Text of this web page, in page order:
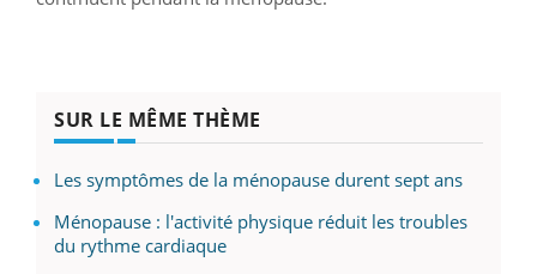
SUR LE MÊME THÈME
Les symptômes de la ménopause durent sept ans
Ménopause : l'activité physique réduit les troubles
du rythme cardiaque